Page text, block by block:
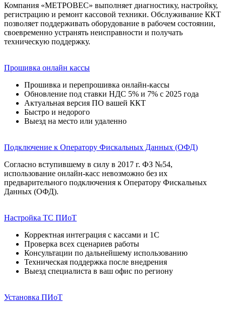
Компания «МЕТРОВЕС» выполняет диагностику, настройку,
регистрацию и ремонт кассовой техники. Обслуживание ККТ
позволяет поддерживать оборудование в рабочем состоянии,
своевременно устранять неисправности и получать
техническую поддержку.
Прошивка онлайн кассы
Прошивка и перепрошивка онлайн-кассы
Обновление под ставки НДС 5% и 7% с 2025 года
Актуальная версия ПО вашей ККТ
Быстро и недорого
Выезд на место или удаленно
Подключение к Оператору Фискальных Данных (ОФД)
Согласно вступившему в силу в 2017 г. ФЗ №54,
использование онлайн-касс невозможно без их
предварительного подключения к Оператору Фискальных
Данных (ОФД).
Настройка ТС ПИоТ
Корректная интеграция с кассами и 1С
Проверка всех сценариев работы
Консультации по дальнейшему использованию
Техническая поддержка после внедрения
Выезд специалиста в ваш офис по региону
Установка ПИоТ